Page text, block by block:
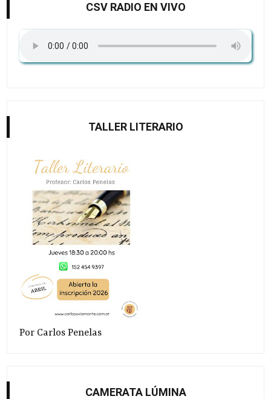
CSV RADIO EN VIVO
TALLER LITERARIO
Por Carlos Penelas
CAMERATA LÚMINA